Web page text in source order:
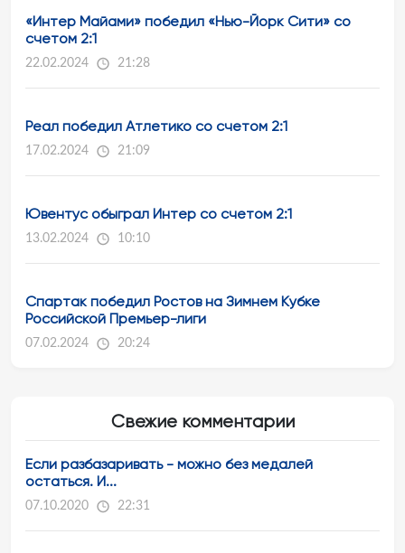
«Интер Майами» победил «Нью-Йорк Сити» со
счетом 2:1
22.02.2024 21:28
Реал победил Атлетико со счетом 2:1
17.02.2024 21:09
Ювентус обыграл Интер со счетом 2:1
13.02.2024 10:10
Спартак победил Ростов на Зимнем Кубке
Российской Премьер-лиги
07.02.2024 20:24
Свежие комментарии
Если разбазаривать - можно без медалей
остаться. И...
07.10.2020 22:31